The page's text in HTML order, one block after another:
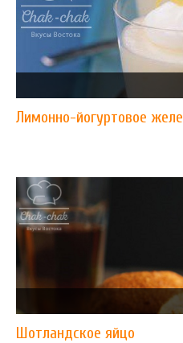
Лимонно-йогуртовое желе
Шотландское яйцо